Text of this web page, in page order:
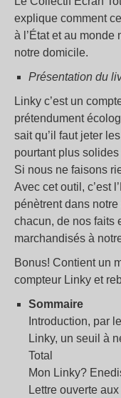
explique comment
à l’État et au monde
notre domicile.
Présentation du
Linky c’est un
prétendument
sait qu’il faut jeter
pourtant plus
Si nous ne faisons
Avec cet outil, c’est
pénètrent dans
chacun, de nos faits
marchandisés à
Bonus! Contient un
compteur Linky et
Sommaire
Introduction, par
Linky, un seuil à
Total
Mon Linky?
Lettre ouverte